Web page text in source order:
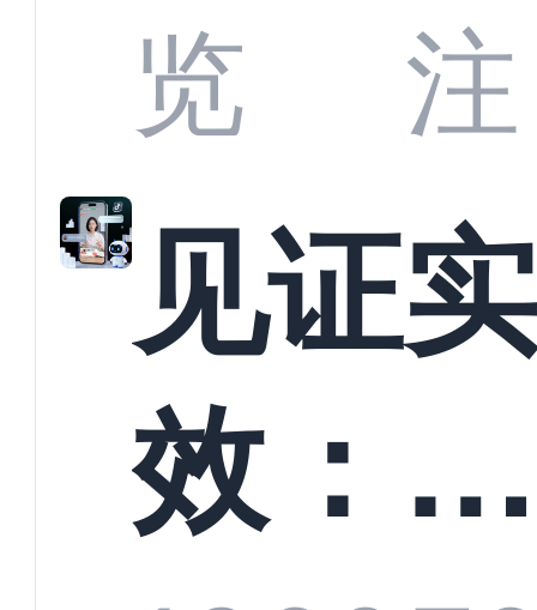
商深度
解析：
螳螂科
览
注
见证实
效：螳